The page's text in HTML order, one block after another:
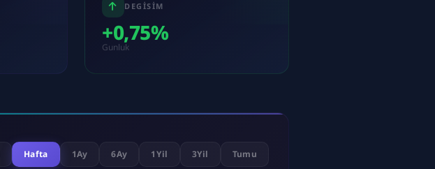
DEGISIM
+0,75%
Gunluk
Hafta 1Ay 6Ay 1Yil 3Yil Tumu